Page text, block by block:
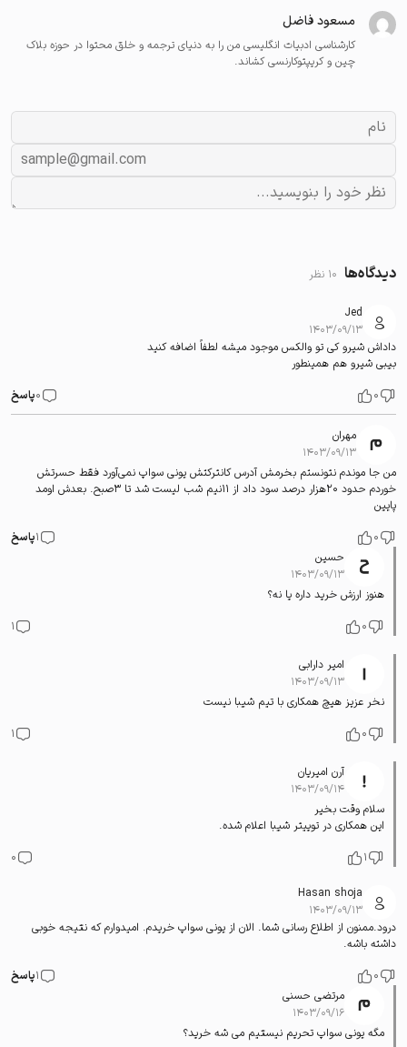
مسعود فاضل
کارشناسی ادبیات انگلیسی من را به دنیای ترجمه و خلق محتوا در حوزه بلاک
چین و کریپتوکارنسی کشاند.
دیدگاه‌ها 10 نظر
Jed
۱۴۰۳/۰۹/۱۳
داداش شیرو کی تو والکس موجود میشه لطفاً اضافه کنید
بیبی شیرو هم همینطور
0
0پاسخ
مهران
۱۴۰۳/۰۹/۱۳
من جا موندم نتونستم بخرمش آدرس کانترکتش یونی سواپ نمی‌آورد فقط حسرتش
خوردم حدود 20هزار درصد سود داد از 11نیم شب لیست شد تا 3صبح. بعدش اومد
پایین
0
1پاسخ
حسین
۱۴۰۳/۰۹/۱۳
هنوز ارزش خرید داره یا نه؟
0
1
امیر دارابی
۱۴۰۳/۰۹/۱۳
نخر عزیز هیچ همکاری با تیم شیبا نیست
0
1
آرن امیریان
۱۴۰۳/۰۹/۱۴
سلام وقت بخیر
این همکاری در توییتر شیبا اعلام شده.
1
0
Hasan shoja
۱۴۰۳/۰۹/۱۳
درود.ممنون از اطلاع رسانی شما. الان از یونی سواپ خریدم. امیدوارم که نتیجه خوبی
داشته باشه.
0
1پاسخ
مرتضی حسنی
۱۴۰۳/۰۹/۱۶
مگه یونی سواپ تحریم نیستیم می شه خرید؟